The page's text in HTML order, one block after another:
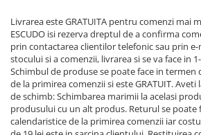
Livrarea este GRATUITA pentru comenzi mai
ESCUDO isi rezerva dreptul de a confirma
prin contactarea clientilor telefonic sau prin
stocului si a comenzii, livrarea si se va face in
Schimbul de produse se poate face in termen
de la primirea comenzii si este GRATUIT.
de schimb: Schimbarea marimii la acelasi
produsului cu un alt produs. Returul se poate
calendaristice de la primirea comenzii iar